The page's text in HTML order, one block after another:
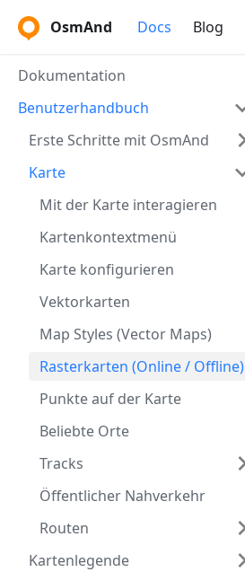
OsmAnd Docs Blog
Dokumentation
Benutzerhandbuch
Erste Schritte mit OsmAnd
Karte
Mit der Karte interagieren
Kartenkontextmenü
Karte konfigurieren
Vektorkarten
Map Styles (Vector Maps)
Rasterkarten (Online / Offline)
Punkte auf der Karte
Beliebte Orte
Tracks
Öffentlicher Nahverkehr
Routen
Kartenlegende